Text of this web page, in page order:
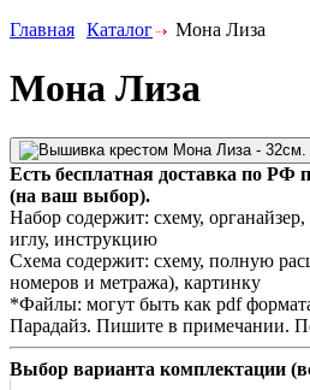
Главная Каталог Мона Лиза
Мона Лиза
Есть бесплатная доставка по РФ
(на ваш выбор).
Набор содержит: схему,
иглу, инструкцию
Схема содержит: схему, полную
номеров и метража), картинку
*Файлы: могут быть как pdf
Парадайз. Пишите в примечании.
Выбор варианта комплектации